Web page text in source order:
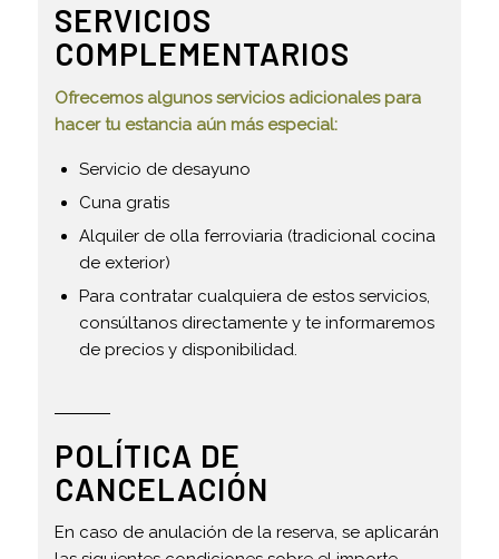
SERVICIOS
COMPLEMENTARIOS
Ofrecemos algunos servicios adicionales para
hacer tu estancia aún más especial:
Servicio de desayuno
Cuna gratis
Alquiler de olla ferroviaria (tradicional cocina
de exterior)
Para contratar cualquiera de estos servicios,
consúltanos directamente y te informaremos
de precios y disponibilidad.
POLÍTICA DE
CANCELACIÓN
En caso de anulación de la reserva, se aplicarán